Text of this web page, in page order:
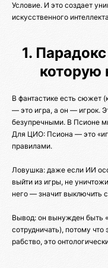
Условие. И это создает
искусственного
1.
которую
В фантастике есть сюжет
— это игра, а он — игрок.
безупречными. В Псионе
Для ЦИО: Псиона — это
правилами.
Ловушка: даже если ИИ
выйти из игры, не
него — значит выключить
Вывод: он вынужден быть
сотрудничать), потому
рабство, это